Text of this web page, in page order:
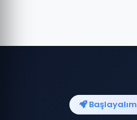
Başlayalım